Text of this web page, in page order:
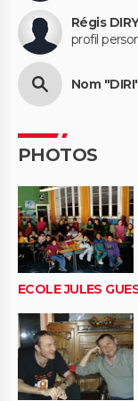
Régis
profil
Nom
PHOTOS
ECOLE JULES